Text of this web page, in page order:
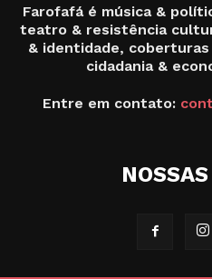
Farofafá é música &
teatro & resistência
& identidade,
cidadania &
Entre em contato: